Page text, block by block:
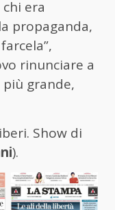
era
propaganda,
rinunciare a
grande,
Show di
).